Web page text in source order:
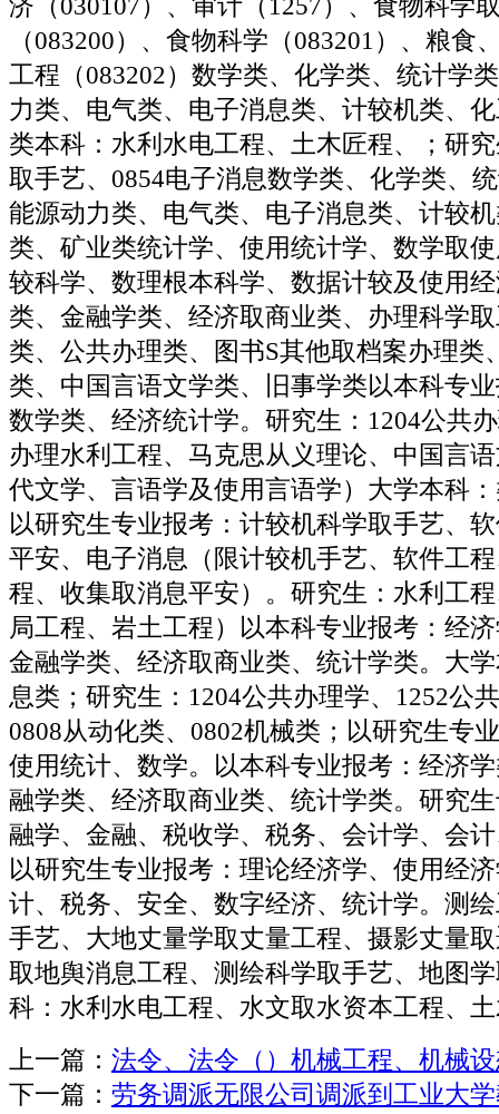
济（030107）、审计（1257）、食物科学
（083200）、食物科学（083201）、粮食
工程（083202）数学类、化学类、统计学
力类、电气类、电子消息类、计较机类、
类本科：水利水电工程、土木匠程、；研
取手艺、0854电子消息数学类、化学类、
能源动力类、电气类、电子消息类、计较
类、矿业类统计学、使用统计学、数学取
较科学、数理根本科学、数据计较及使用
类、金融学类、经济取商业类、办理科学
类、公共办理类、图书S其他取档案办理类
类、中国言语文学类、旧事学类以本科专
数学类、经济统计学。研究生：1204公共
办理水利工程、马克思从义理论、中国言
代文学、言语学及使用言语学）大学本科
以研究生专业报考：计较机科学取手艺、
平安、电子消息（限计较机手艺、软件工
程、收集取消息平安）。研究生：水利工
局工程、岩土工程）以本科专业报考：经
金融学类、经济取商业类、统计学类。大
息类；研究生：1204公共办理学、1252公
0808从动化类、0802机械类；以研究生专
使用统计、数学。以本科专业报考：经济
融学类、经济取商业类、统计学类。研究
融学、金融、税收学、税务、会计学、会
以研究生专业报考：理论经济学、使用经
计、税务、安全、数字经济、统计学。测
手艺、大地丈量学取丈量工程、摄影丈量
取地舆消息工程、测绘科学取手艺、地图
科：水利水电工程、水文取水资本工程、
上一篇： 法令、法令（）机械工程、机械
下一篇： 劳务调派无限公司调派到工业大